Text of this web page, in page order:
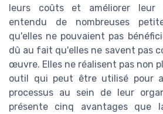
leurs coûts et améliorer leur
entendu de nombreuses
qu'elles ne pouvaient pas
dû au fait qu'elles ne savent pas
œuvre. Elles ne réalisent pas non
outil qui peut être utilisé pour
processus au sein de leur
présente cinq avantages que